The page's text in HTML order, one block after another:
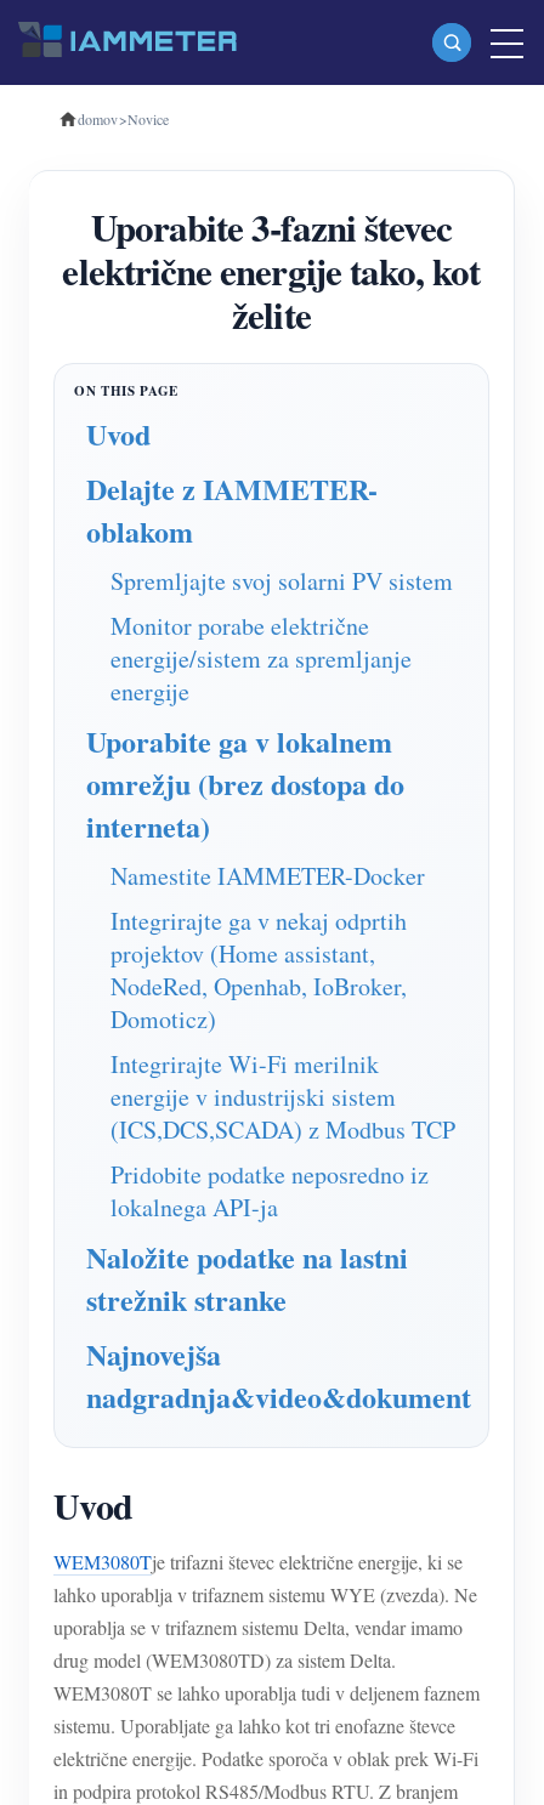
Izdelki
Trifazni merilnik energije Wi-Fi (WEM3080T)
Trifazni merilnik energije Wi-Fi (WEM3046T)
Trifazni merilnik energije Wi-Fi (WEM3050T)
WiFi krmilnik napajanja
EV Polnilec
Virtualni števec
Sistem za napovedovanje in simulacijo energije
Aplikacije
Monitor energije solarnega PV sistema
Monitor porabe električne energije
Nadzorni sistem PV grelnika
Avtomatizacija doma
Tovarniški energetski nadzor
Trgovina
Viri
Hitri začetek izdelka
Dokument
Vadnica Video
pogosta vprašanja
Novice
Blogi
Skupnost
Raziščite
Program nagrajevanja
Kontakt
O nas
domov>Novice
Uporabite 3-fazni števec
električne energije tako, kot
želite
Uvod
Delajte z IAMMETER-
oblakom
Spremljajte svoj solarni PV sistem
Monitor porabe električne
energije/sistem za spremljanje
energije
Uporabite ga v lokalnem
omrežju (brez dostopa do
interneta)
Namestite IAMMETER-Docker
Integrirajte ga v nekaj odprtih
projektov (Home assistant,
NodeRed, Openhab, IoBroker,
Domoticz)
Integrirajte Wi-Fi merilnik
energije v industrijski sistem
(ICS,DCS,SCADA) z Modbus TCP
Pridobite podatke neposredno iz
lokalnega API-ja
Naložite podatke na lastni
strežnik stranke
Najnovejša
nadgradnja&video&dokument
Uvod
WEM3080Tje trifazni števec električne energije, ki se
lahko uporablja v trifaznem sistemu WYE (zvezda). Ne
uporablja se v trifaznem sistemu Delta, vendar imamo
drug model (WEM3080TD) za sistem Delta.
WEM3080T se lahko uporablja tudi v deljenem faznem
sistemu. Uporabljate ga lahko kot tri enofazne števce
električne energije. Podatke sporoča v oblak prek Wi-Fi
in podpira protokol RS485/Modbus RTU. Z branjem